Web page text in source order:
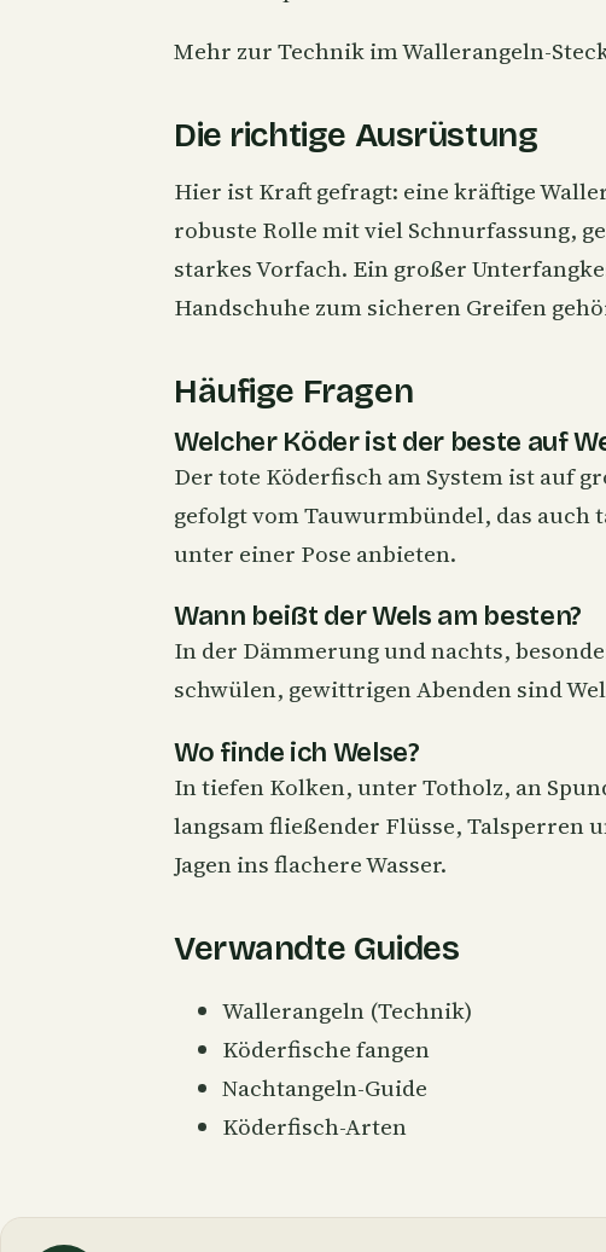
Mehr zur Technik imWallerangeln-
Die richtige Ausrüstung
Hier ist Kraft gefragt: eine kräftige
robuste Rolle mit viel Schnurfassung,
starkes Vorfach. Ein großer
Handschuhe zum sicheren Greifen
Häufige Fragen
Welcher Köder ist der beste auf
Der tote Köderfisch am System ist auf
gefolgt vom Tauwurmbündel, das auch
unter einer Pose anbieten.
Wann beißt der Wels am besten?
In der Dämmerung und nachts,
schwülen, gewittrigen Abenden sind
Wo finde ich Welse?
In tiefen Kolken, unter Totholz, an
langsam fließender Flüsse, Talsperren
Jagen ins flachere Wasser.
Verwandte Guides
Wallerangeln (Technik)
Köderfische fangen
Nachtangeln-Guide
Köderfisch-Arten